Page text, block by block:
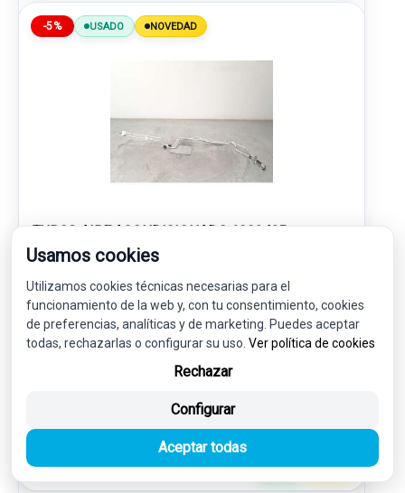
-5% USADO NOVEDAD
TUBOS AIRE ACONDICIONADO 6993435
64536993435
60,00 €
57,00 € sin IVA.
68,97 €
Usamos cookies
Utilizamos cookies técnicas necesarias para el
funcionamiento de la web y, con tu consentimiento, cookies
de preferencias, analíticas y de marketing. Puedes aceptar
todas, rechazarlas o configurar su uso. Ver política de cookies
Rechazar
Configurar
Aceptar todas